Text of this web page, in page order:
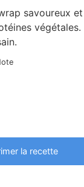
savoureux
la recette